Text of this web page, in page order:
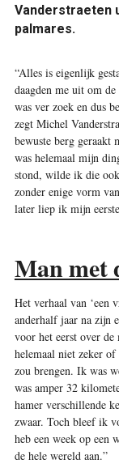
Vanderstraeten
palmares.
“Alles is eigenlijk
daagden me uit om
was ver zoek en dus
zegt Michel
bewuste berg geraakt
was helemaal mijn
stond, wilde ik die
zonder enige vorm
later liep ik mijn
Man met
Het verhaal van ‘een
anderhalf jaar na zijn
voor het eerst over
helemaal niet zeker
zou brengen. Ik was
was amper 32
hamer verschillende
zwaar. Toch bleef ik
heb een week op een
de hele wereld aan.”